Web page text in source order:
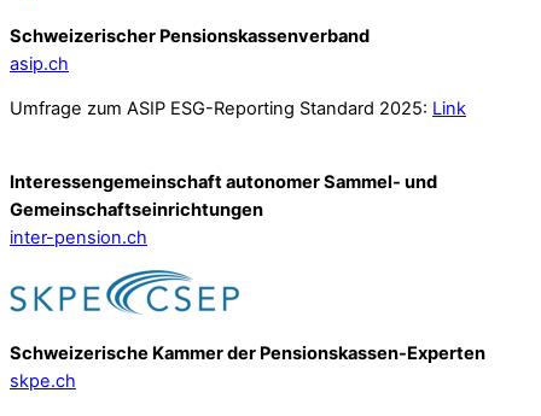
Schweizerischer Pensionskassenverband
asip.ch
Umfrage zum ASIP ESG-Reporting Standard 2025: Link
Interessengemeinschaft autonomer Sammel- und
Gemeinschafts­einrichtungen
inter-pension.ch
Schweizerische Kammer der Pensionskassen-Experten
skpe.ch